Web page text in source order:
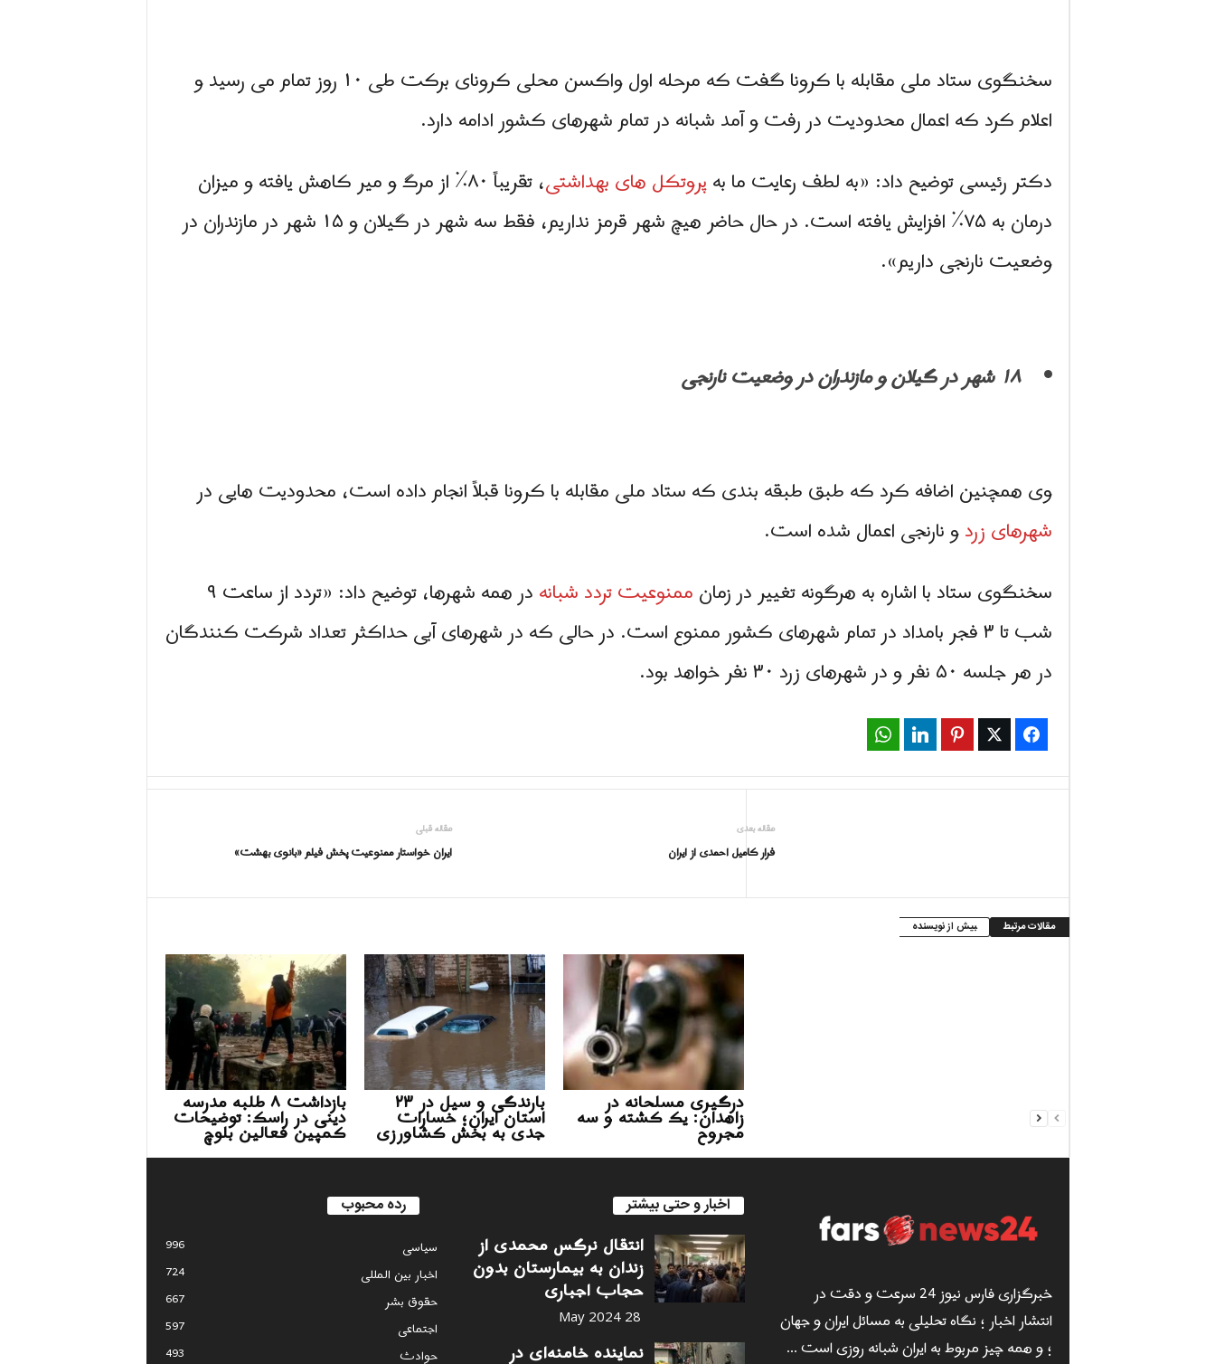
سخنگوی ستاد ملی مقابله با کرونا گفت که مرحله اول واکسن محلی کرونای برکت طی ۱۰ روز تمام می رسید و
اعلام کرد که اعمال محدودیت در رفت و آمد شبانه در تمام شهرهای کشور ادامه دارد.
دکتر رئیسی توضیح داد: «به لطف رعایت ما بهپروتکل های بهداشتی
، تقریباً ۸۰٪ از مرگ و میر کاهش یافته و میزان
درمان به ۷۵٪ افزایش یافته است. در حال حاضر هیچ شهر قرمز نداریم، فقط سه شهر در گیلان و ۱۵ شهر در مازندران در
وضعیت نارنجی داریم».
۱۸ شهر در گیلان و مازندران در وضعیت نارنجی
وی همچنین اضافه کرد که طبق طبقه بندی که ستاد ملی مقابله با کرونا قبلاً انجام داده است، محدودیت هایی در
شهرهای زردو نارنجی اعمال شده است.
سخنگوی ستاد با اشاره به هرگونه تغییر در زمانممنوعیت تردد شبانه
شب تا ۳ فجر بامداد در تمام شهرهای کشور ممنوع است. در حالی که در شهرهای آبی حداکثر تعداد شرکت کنندگان
در هر جلسه ۵۰ نفر و در شهرهای زرد ۳۰ نفر خواهد بود.
Facebook
Twitter
Pinterest
LinkedIn
مقاله قبلی
ایران خواستار ممنوعیت پخش فیلم «بانوی بهشت»
مقاله بعدی
فرار کامیل احمدی از ایران
مقالات مرتبط بیش از نویسنده
بازداشت ۸ طلبه مدرسه
دینی در راسک: توضیحات
کمپین فعالین بلوچ
بارندگی و سیل در ۲۳
استان ایران؛ خسارات
جدی به بخش کشاورزی
درگیری مسلحانه در
زاهدان: یک کشته و سه
مجروح
خبرگزاری فارس نیوز 24 سرعت و دقت در
انتشار اخبار ؛ نگاه تحلیلی به مسائل ایران و جهان
؛ و همه چیز مربوط به ایران شبانه روزی است ...
اخبار و حتی بیشتر
انتقال نرگس محمدی از
زندان به بیمارستان بدون
حجاب اجباری
28 May 2024
نماینده خامنه‌ای در
رده محبوب
سياسى
996
اخبار بین المللی
724
حقوق بشر
667
اجتماعی
597
حوادث
493